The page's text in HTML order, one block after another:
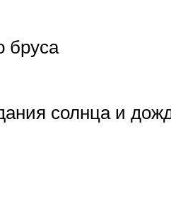
бруса
солнца и